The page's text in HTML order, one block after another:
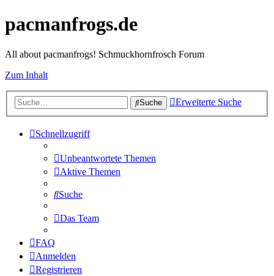
pacmanfrogs.de
All about pacmanfrogs! Schmuckhornfrosch Forum
Zum Inhalt
Suche Erweiterte Suche
Schnellzugriff
Unbeantwortete Themen
Aktive Themen
Suche
Das Team
FAQ
Anmelden
Registrieren